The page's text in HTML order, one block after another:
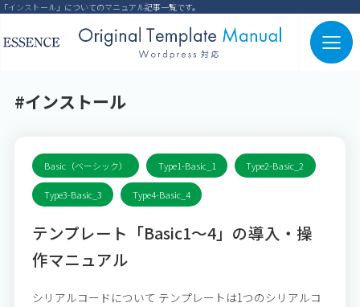
「インストール」についてのマニュアル記事一覧です。
#インストール
Basic（ベーシック） Type1-Basic_1 Type2-Basic_2
Type3-Basic_3 Type4-Basic_4
テンプレート「Basic1～4」の導入・操
作マニュアル
シリアルコードについて テンプレートは1つのシリアルコ